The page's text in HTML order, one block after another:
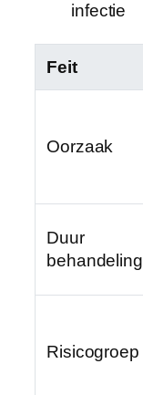
infectie
Feit
Oorzaak
Duur
behandeling
Risicogroep